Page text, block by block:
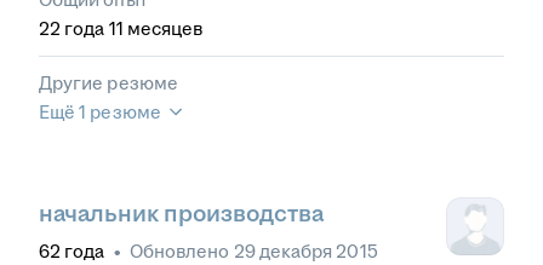
22 года 11 месяцев
Другие резюме
Ещё 1 резюме
начальник производства
62 года • Обновлено 29 декабря 2015